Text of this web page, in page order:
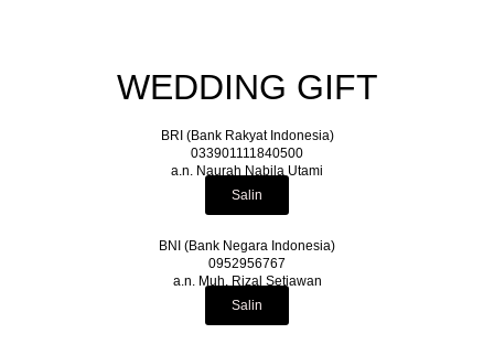
WEDDING GIFT
BRI (Bank Rakyat Indonesia)
033901111840500
a.n. Naurah Nabila Utami
Salin
BNI (Bank Negara Indonesia)
0952956767
a.n. Muh. Rizal Setiawan
Salin